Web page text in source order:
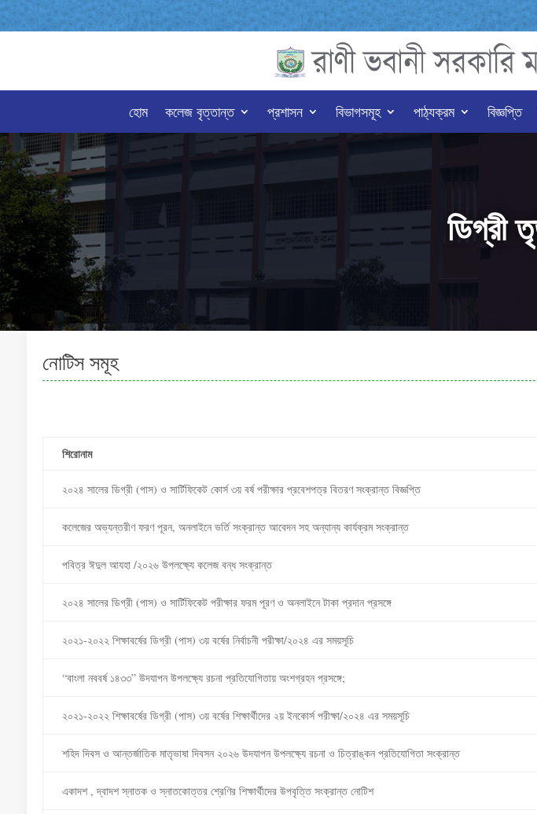
হোম কলেজ বৃত্তান্ত প্রশাসন বিভাগসমূহ পাঠ্যক্রম বিজ্ঞপ্তি
ডিগ্রী
নোটিস সমূহ
শিরোনাম
২০২৪ সালের ডিগ্রী (পাস) ও সার্টিফিকেট কোর্স ৩য় বর্ষ পরীক্ষার প্রবেশপত্র বিতরণ সংক্রান্ত বিজ্ঞপ্তি
কলেজের অভ্যন্তরীণ ফরণ পূরন, অনলাইনে ভর্তি সংক্রান্ত আবেদন সহ অন্যান্য কার্যক্রম সংক্রান্ত
পবিত্র ঈদুল আযহা /২০২৬ উপলক্ষ্যে কলেজ বন্ধ সংক্রান্ত
২০২৪ সালের ডিগ্রী (পাস) ও সার্টিফিকেট পরীক্ষার ফরম পূরণ ও অনলাইনে টাকা প্রদান প্রসঙ্গে
২০২১-২০২২ শিক্ষাবর্ষের ডিগ্রী (পাস) ৩য় বর্ষের নির্বাচনী পরীক্ষা/২০২৪ এর সময়সূচি
“বাংলা নববর্ষ ১৪৩৩” উদযাপন উপলক্ষ্যে রচনা প্রতিযোগিতায় অংশগ্রহন প্রসঙ্গে;
২০২১-২০২২ শিক্ষাবর্ষের ডিগ্রী (পাস) ৩য় বর্ষের শিক্ষার্থীদের ২য় ইনকোর্স পরীক্ষা/২০২৪ এর সময়সূচি
শহিদ দিবস ও আন্তর্জাতিক মাতৃভাষা দিবসন ২০২৬ উদযাপন উপলক্ষ্যে রচনা ও চিত্রাঙ্কন প্রতিযোগিতা সংক্রান্ত
একাদশ , দ্বাদশ স্নাতক ও স্নাতকোত্তর শ্রেণির শিক্ষার্থীদের উপবৃত্তি সংক্রান্ত নোটিশ